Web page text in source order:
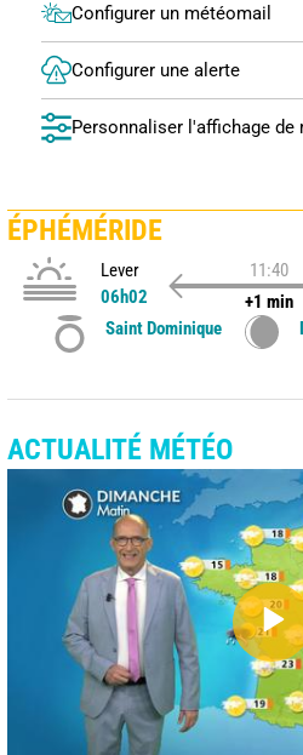
Configurer un météomail
Configurer une alerte
Personnaliser l'affichage de
ÉPHÉMÉRIDE
Lever
06h02
11:40
+1 min
Saint Dominique
ACTUALITÉ MÉTÉO